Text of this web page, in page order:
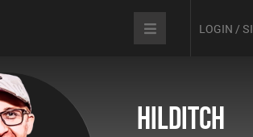
LOGIN /
Hilditch